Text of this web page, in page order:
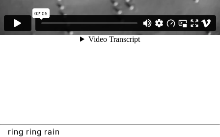
ring ring rain